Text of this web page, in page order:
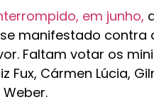
em junho,
manifestado
Faltam votar os
Fux, Cármen Lúcia,